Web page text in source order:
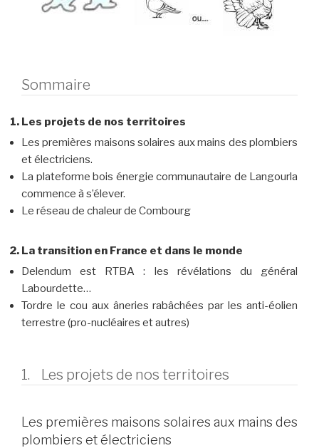
Sommaire
Les projets de nos territoires
Les premières maisons solaires aux mains des plombiers
et électriciens.
La plateforme bois énergie communautaire de Langourla
commence à s’élever.
Le réseau de chaleur de Combourg
La transition en France et dans le monde
Delendum est RTBA : les révélations du général
Labourdette…
Tordre le cou aux âneries rabâchées par les anti-éolien
terrestre (pro-nucléaires et autres)
1. Les projets de nos territoires
Les premières maisons solaires aux mains des
plombiers et électriciens